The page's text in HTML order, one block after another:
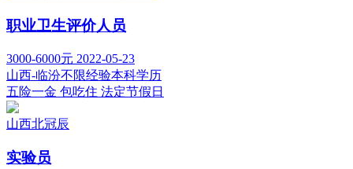
职业卫生评价人员
3000-6000元 2022-05-23
山西-临汾不限经验本科学历
五险一金 包吃住 法定节假日
山西北冠辰
实验员